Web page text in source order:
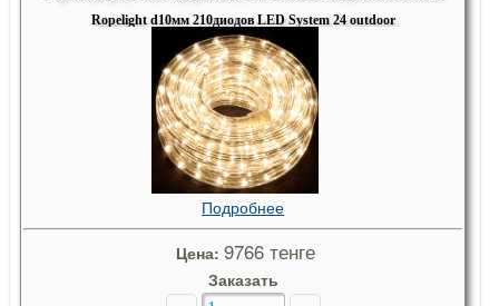
Ropelight d10мм 210диодов LED System 24 outdoor
Подробнее
Цена: 9766 тенге
Заказать